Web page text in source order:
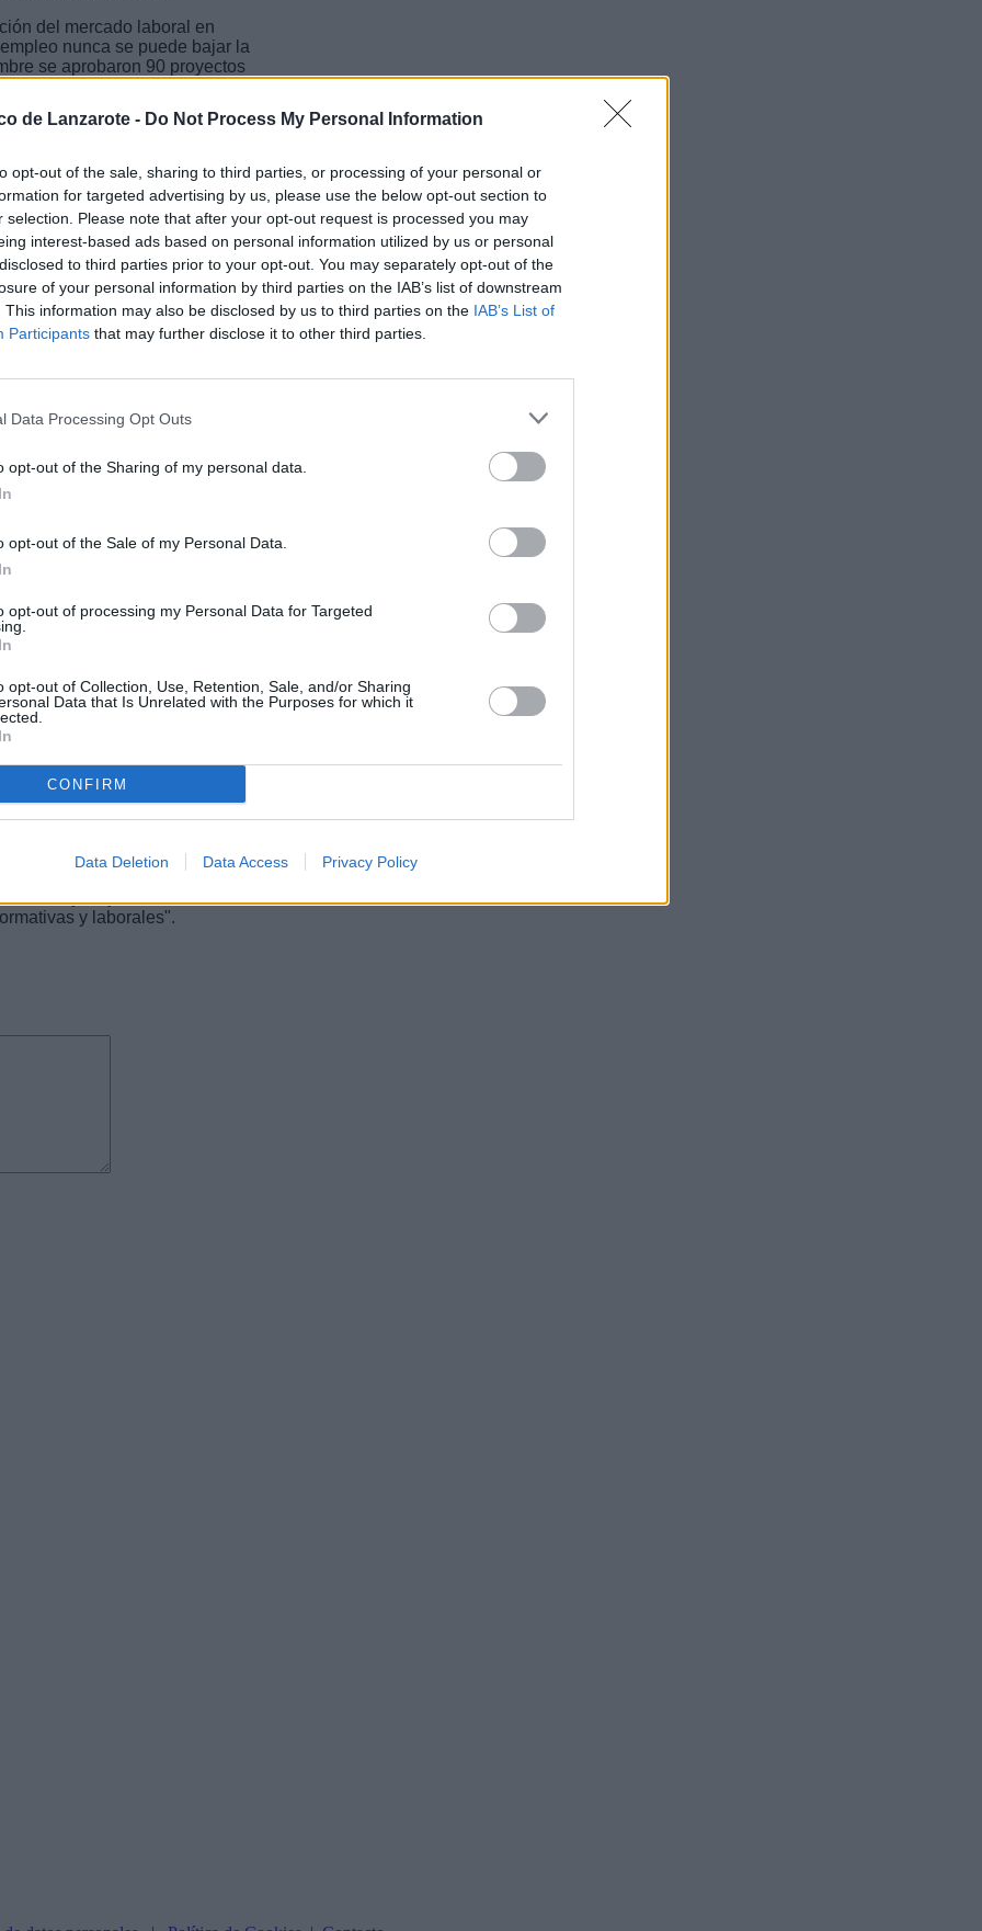
de Lanzarote - Do Not Process My Personal Information
opt-out of the sale, sharing to third parties, or processing of your personal or
for targeted advertising by us, please use the below opt-out section to
selection. Please note that after your opt-out request is processed you may
interest-based ads based on personal information utilized by us or personal
to third parties prior to your opt-out. You may separately opt-out of the
of your personal information by third parties on the IAB’s list of downstream
This information may also be disclosed by us to third parties on the IAB’s List of
Participants that may further disclose it to other third parties.
Data Processing Opt Outs
opt-out of the Sharing of my personal data.
opt-out of the Sale of my Personal Data.
opt-out of processing my Personal Data for Targeted
opt-out of Collection, Use, Retention, Sale, and/or Sharing
Data that Is Unrelated with the Purposes for which it
CONFIRM
Data Deletion Data Access Privacy Policy
del mercado laboral en
nunca se puede bajar la
se aprobaron 90 proyectos
y la participación prevista de
permitirá la formación y
docente y personal
certificados de
en ámbitos como el cuidado de
públicos. Están dirigidos
sin cualificación, mujeres
con discapacidad.
fundamental que todos los
estos programas que
para quienes tienen
el inicio de los programas la
año pasado numerosos PFAE
locales para contratar a este
permitirnos devolver millones
desempleadas en Canarias",
que las dificultades se
impidió a ayuntamientos y
de este personal.
un convenio con la FECAM
directivo, docente de
marzo y abril podremos
perder fondos destinados a los
para que el Servicio Canario
locales realicen los
para poner en marcha los
con diligencia: "Le
puede permitirse ni devolver
y mujeres
y laborales".